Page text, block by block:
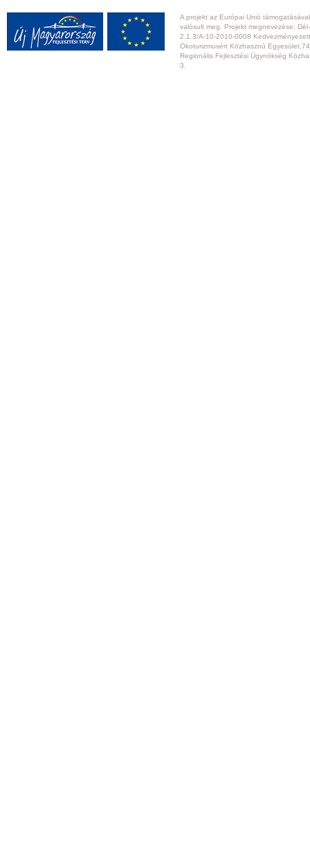
A projekt az Európai Unió
valósult meg. Projekt megnevezése:
2.1.3/A-10-2010-0008
Ökoturizmusért Közhasznú
Regionális Fejlesztési Ügynökség
3.